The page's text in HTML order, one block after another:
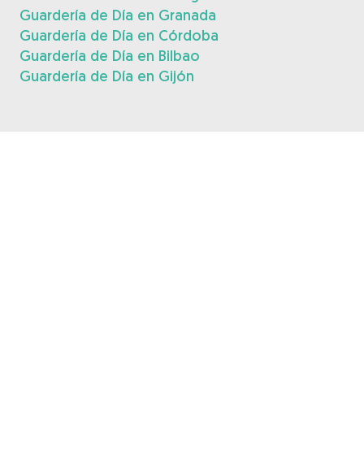
Guardería de Día en Granada
Guardería de Día en Córdoba
Guardería de Día en Bilbao
Guardería de Día en Gijón